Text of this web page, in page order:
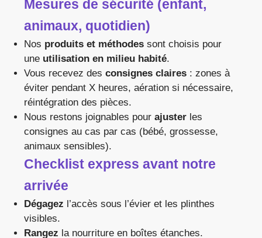
Mesures de sécurité (enfant,
animaux, quotidien)
Nos produits et méthodes sont choisis pour
une utilisation en milieu habité.
Vous recevez des consignes claires : zones à
éviter pendant X heures, aération si nécessaire,
réintégration des pièces.
Nous restons joignables pour ajuster les
consignes au cas par cas (bébé, grossesse,
animaux sensibles).
Checklist express avant notre
arrivée
Dégagez l’accès sous l’évier et les plinthes
visibles.
Rangez la nourriture en boîtes étanches.